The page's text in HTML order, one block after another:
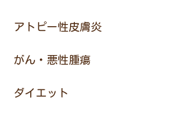
アトピー性皮膚炎
がん・悪性腫瘍
ダイエット